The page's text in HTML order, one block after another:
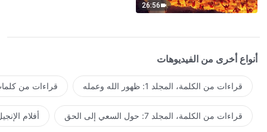
26:56
أنواع أخرى من الفيديوهات
قراءات من الكلمة، المجلد 1: ظهور الله وعمله قراءات من
قراءات من الكلمة، المجلد 7: حول السعي إلى الحق أفلام